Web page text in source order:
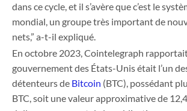
dans ce cycle, et il s’avère que c’est le
mondial, un groupe très important de
nets,” a-t-il expliqué.
En octobre 2023, Cointelegraph
gouvernement des États-Unis était l’un
détenteurs de Bitcoin (BTC), possédant
BTC, soit une valeur approximative de